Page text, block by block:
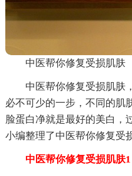
中医帮你修复受损肌肤
中医帮你修复受损肌肤
必不可少的一步，不同的肌
脸蛋白净就是最好的美白，
小编整理了中医帮你修复受
中医帮你修复受损肌肤1